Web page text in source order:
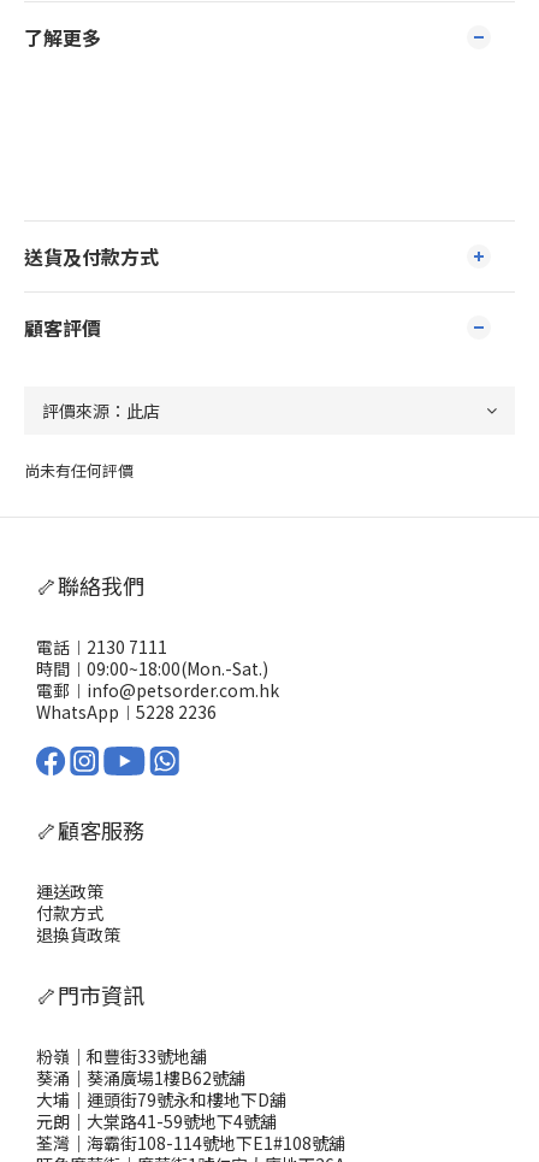
了解更多
送貨及付款方式
顧客評價
尚未有任何評價
🦴聯絡我們
電話︱2130 7111
時間︱09:00~18:00(Mon.-Sat.)
電郵︱info@petsorder.com.hk
WhatsApp︱ 5228 2236
🦴顧客服務
運送政策
付款方式
退換貨政策
🦴門市資訊
粉嶺｜和豐街33號地舖
葵涌｜葵涌廣場1樓B62號舖
大埔｜運頭街79號永和樓地下D舖
元朗｜大棠路41-59號地下4號舖
荃灣｜海霸街108-114號地下E1#108號舖